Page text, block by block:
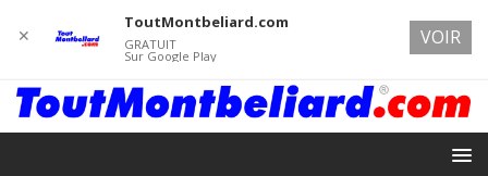
✕
ToutMontbeliard.com
GRATUIT
Sur Google Play
VOIR